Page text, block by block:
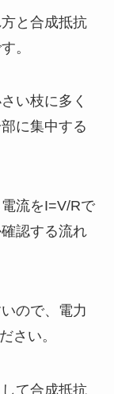
と合成抵抗
。
い枝に多く
に集中する
流をI=V/Rで
認する流れ
ので、電力
さい。
て合成抵抗